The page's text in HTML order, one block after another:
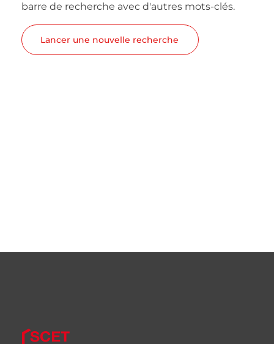
barre de recherche avec d'autres mots-clés.
Lancer une nouvelle recherche